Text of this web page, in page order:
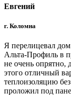
Евгений
г. Коломна
Я перелицевал
Альта-Профиль в
не очень опрятно,
этого отличный
теплоизоляцию
проложил под